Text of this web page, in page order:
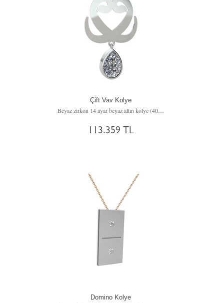
Çift Vav Kolye
Beyaz zirkon 14 ayar beyaz altın kolye (40 cm beyaz altın rolo zincir)
113.359 TL
Domino Kolye